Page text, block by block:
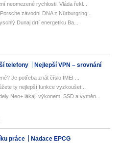
neomezené rychlosti. Vláda řekl...
závodní DNA z Nürburgring...
Dunaj drtí energetiku Ba...
telefony Nejlepší VPN – srovnání
Je potřeba znát číslo IMEI ...
ty nejlepší funkce vyzkoušet...
Neo+ lákají výkonem, SSD a vyměn...
práce Nadace EPCG